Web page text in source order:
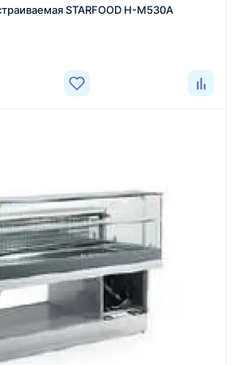
с вами, уточняет
и ориентировочную стоимость
условия, готовим счёт, договор
и принимаем оплату по
STARFOOD H-M530A